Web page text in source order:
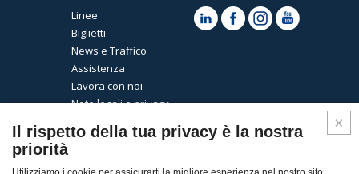
Linee
Biglietti
News e Traffico
Assistenza
Lavora con noi
Note legali e privacy
Il rispetto della tua privacy è la nostra
priorità